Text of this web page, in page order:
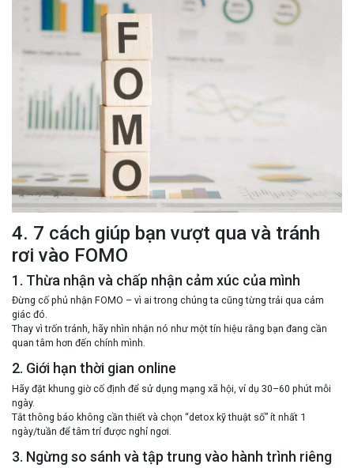
4. 7 cách giúp bạn vượt qua và tránh
rơi vào FOMO
1. Thừa nhận và chấp nhận cảm xúc của mình
Đừng cố phủ nhận FOMO – vì ai trong chúng ta cũng từng trải qua cảm
giác đó.
Thay vì trốn tránh, hãy nhìn nhận nó như một tín hiệu rằng bạn đang cần
quan tâm hơn đến chính mình.
2. Giới hạn thời gian online
Hãy đặt khung giờ cố định để sử dụng mạng xã hội, ví dụ 30–60 phút mỗi
ngày.
Tắt thông báo không cần thiết và chọn “detox kỹ thuật số” ít nhất 1
ngày/tuần để tâm trí được nghỉ ngơi.
3. Ngừng so sánh và tập trung vào hành trình riêng